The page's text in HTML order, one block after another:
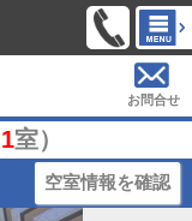
お問合せ
1室）
空室情報を確認